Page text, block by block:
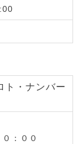
ト・ナンバー
：００